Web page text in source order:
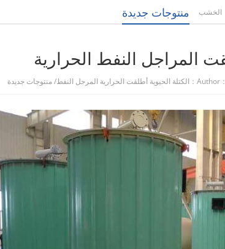
منتوجات جديدة الخشب
المراجل النفط الحرارية
Author الكتلة الحيوية أطلقت الحرارية المرجل النفط/منتوجات جديدة